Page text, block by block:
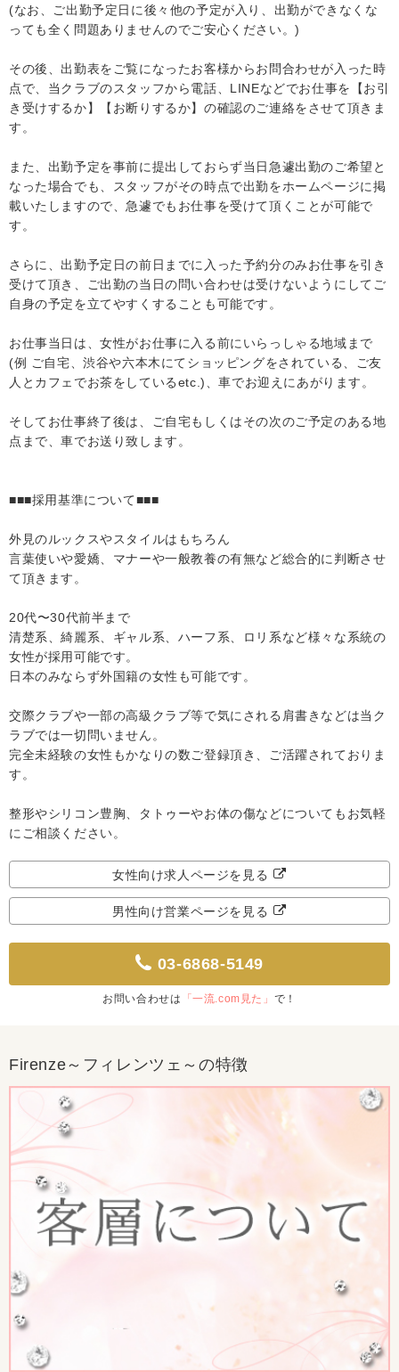
(なお、ご出勤予定日に後々他の予定が入り、出勤ができなくな
っても全く問題ありませんのでご安心ください。)
その後、出勤表をご覧になったお客様からお問合わせが入った時
点で、当クラブのスタッフから電話、LINEなどでお仕事を【お引
き受けするか】【お断りするか】の確認のご連絡をさせて頂きま
す。
また、出勤予定を事前に提出しておらず当日急遽出勤のご希望と
なった場合でも、スタッフがその時点で出勤をホームページに掲
載いたしますので、急遽でもお仕事を受けて頂くことが可能で
す。
さらに、出勤予定日の前日までに入った予約分のみお仕事を引き
受けて頂き、ご出勤の当日の問い合わせは受けないようにしてご
自身の予定を立てやすくすることも可能です。
お仕事当日は、女性がお仕事に入る前にいらっしゃる地域まで
(例 ご自宅、渋谷や六本木にてショッピングをされている、ご友
人とカフェでお茶をしているetc.)、車でお迎えにあがります。
そしてお仕事終了後は、ご自宅もしくはその次のご予定のある地
点まで、車でお送り致します。
■■■採用基準について■■■
外見のルックスやスタイルはもちろん
言葉使いや愛嬌、マナーや一般教養の有無など総合的に判断させ
て頂きます。
20代〜30代前半まで
清楚系、綺麗系、ギャル系、ハーフ系、ロリ系など様々な系統の
女性が採用可能です。
日本のみならず外国籍の女性も可能です。
交際クラブや一部の高級クラブ等で気にされる肩書きなどは当ク
ラブでは一切問いません。
完全未経験の女性もかなりの数ご登録頂き、ご活躍されておりま
す。
整形やシリコン豊胸、タトゥーやお体の傷などについてもお気軽
にご相談ください。
女性向け求人ページを見る
男性向け営業ページを見る
03-6868-5149
お問い合わせは 「一流.com見た」 で！
Firenze～フィレンツェ～の特徴